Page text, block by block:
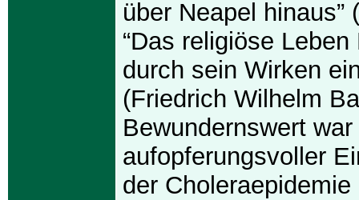
über Neapel hinaus”
“Das religiöse
durch sein Wirken
(Friedrich Wilhelm
Bewundernswert
aufopferungsvoller
der